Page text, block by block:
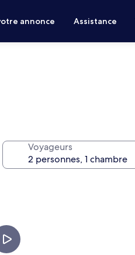
annonce Assistance
Voyageurs